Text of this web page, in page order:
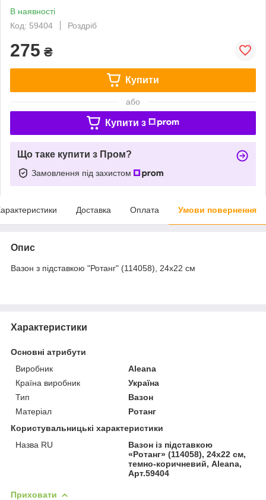
В наявності
Код: 59404
Роздріб
275 ₴
Купити
або
Купити з
Що таке купити з Пром?
Замовлення під захистом
Доставка Оплата Умови повернення
Опис
Вазон з підставкою "Ротанг" (114058), 24х22 см
Характеристики
Основні атрибути
Виробник
Aleana
Країна виробник
Україна
Тип
Вазон
Матеріал
Ротанг
Користувальницькі характеристики
Назва RU
Вазон із підставкою
«Ротанг» (114058), 24х22 см,
темно-коричневий, Aleana,
Арт.59404
Приховати